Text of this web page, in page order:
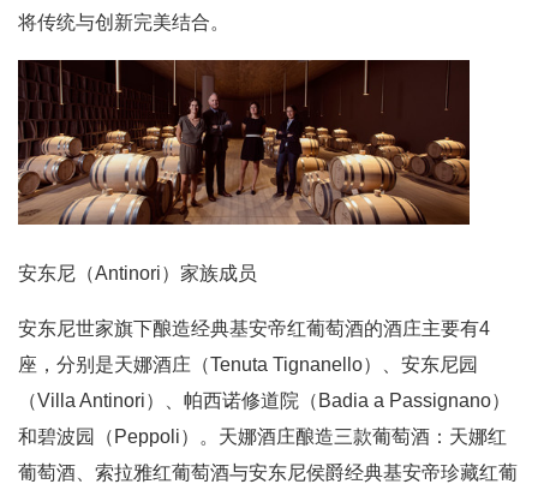
将传统与创新完美结合。
安东尼（Antinori）家族成员
安东尼世家旗下酿造经典基安帝红葡萄酒的酒庄主要有4
座，分别是天娜酒庄（Tenuta Tignanello）、安东尼园
（Villa Antinori）、帕西诺修道院（Badia a Passignano）
和碧波园（Peppoli）。天娜酒庄酿造三款葡萄酒：天娜红
葡萄酒、索拉雅红葡萄酒与安东尼侯爵经典基安帝珍藏红葡